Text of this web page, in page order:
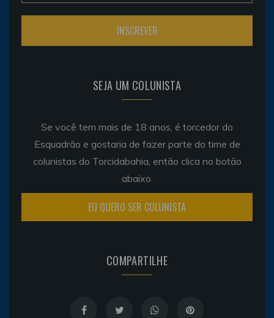
SEJA UM COLUNISTA
Se você tem mais de 18 anos, é torcedor do
Esquadrão e gostaria de fazer parte do time de
colunistas do Torcidabahia, então clica no botão
abaixo.
EU QUERO SER COLUNISTA
COMPARTILHE